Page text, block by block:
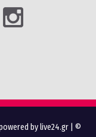
by live24.gr | ©